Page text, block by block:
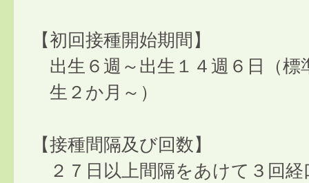
【初回接種開始期間】
出生６週～出生１４週６日（標
生２か月～）
【接種間隔及び回数】
２７日以上間隔をあけて３回経